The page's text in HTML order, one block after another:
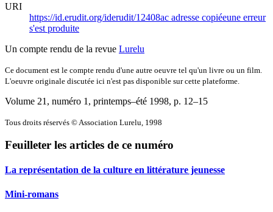
URI
https://id.erudit.org/iderudit/12408ac adresse copiéeune erreur
s'est produite
Un compte rendu de la revue Lurelu
Ce document est le compte rendu d'une autre oeuvre tel qu'un livre ou un film.
L'oeuvre originale discutée ici n'est pas disponible sur cette plateforme.
Volume 21, numéro 1, printemps–été 1998, p. 12–15
Tous droits réservés © Association Lurelu, 1998
Feuilleter les articles de ce numéro
La représentation de la culture en littérature jeunesse
Mini-romans